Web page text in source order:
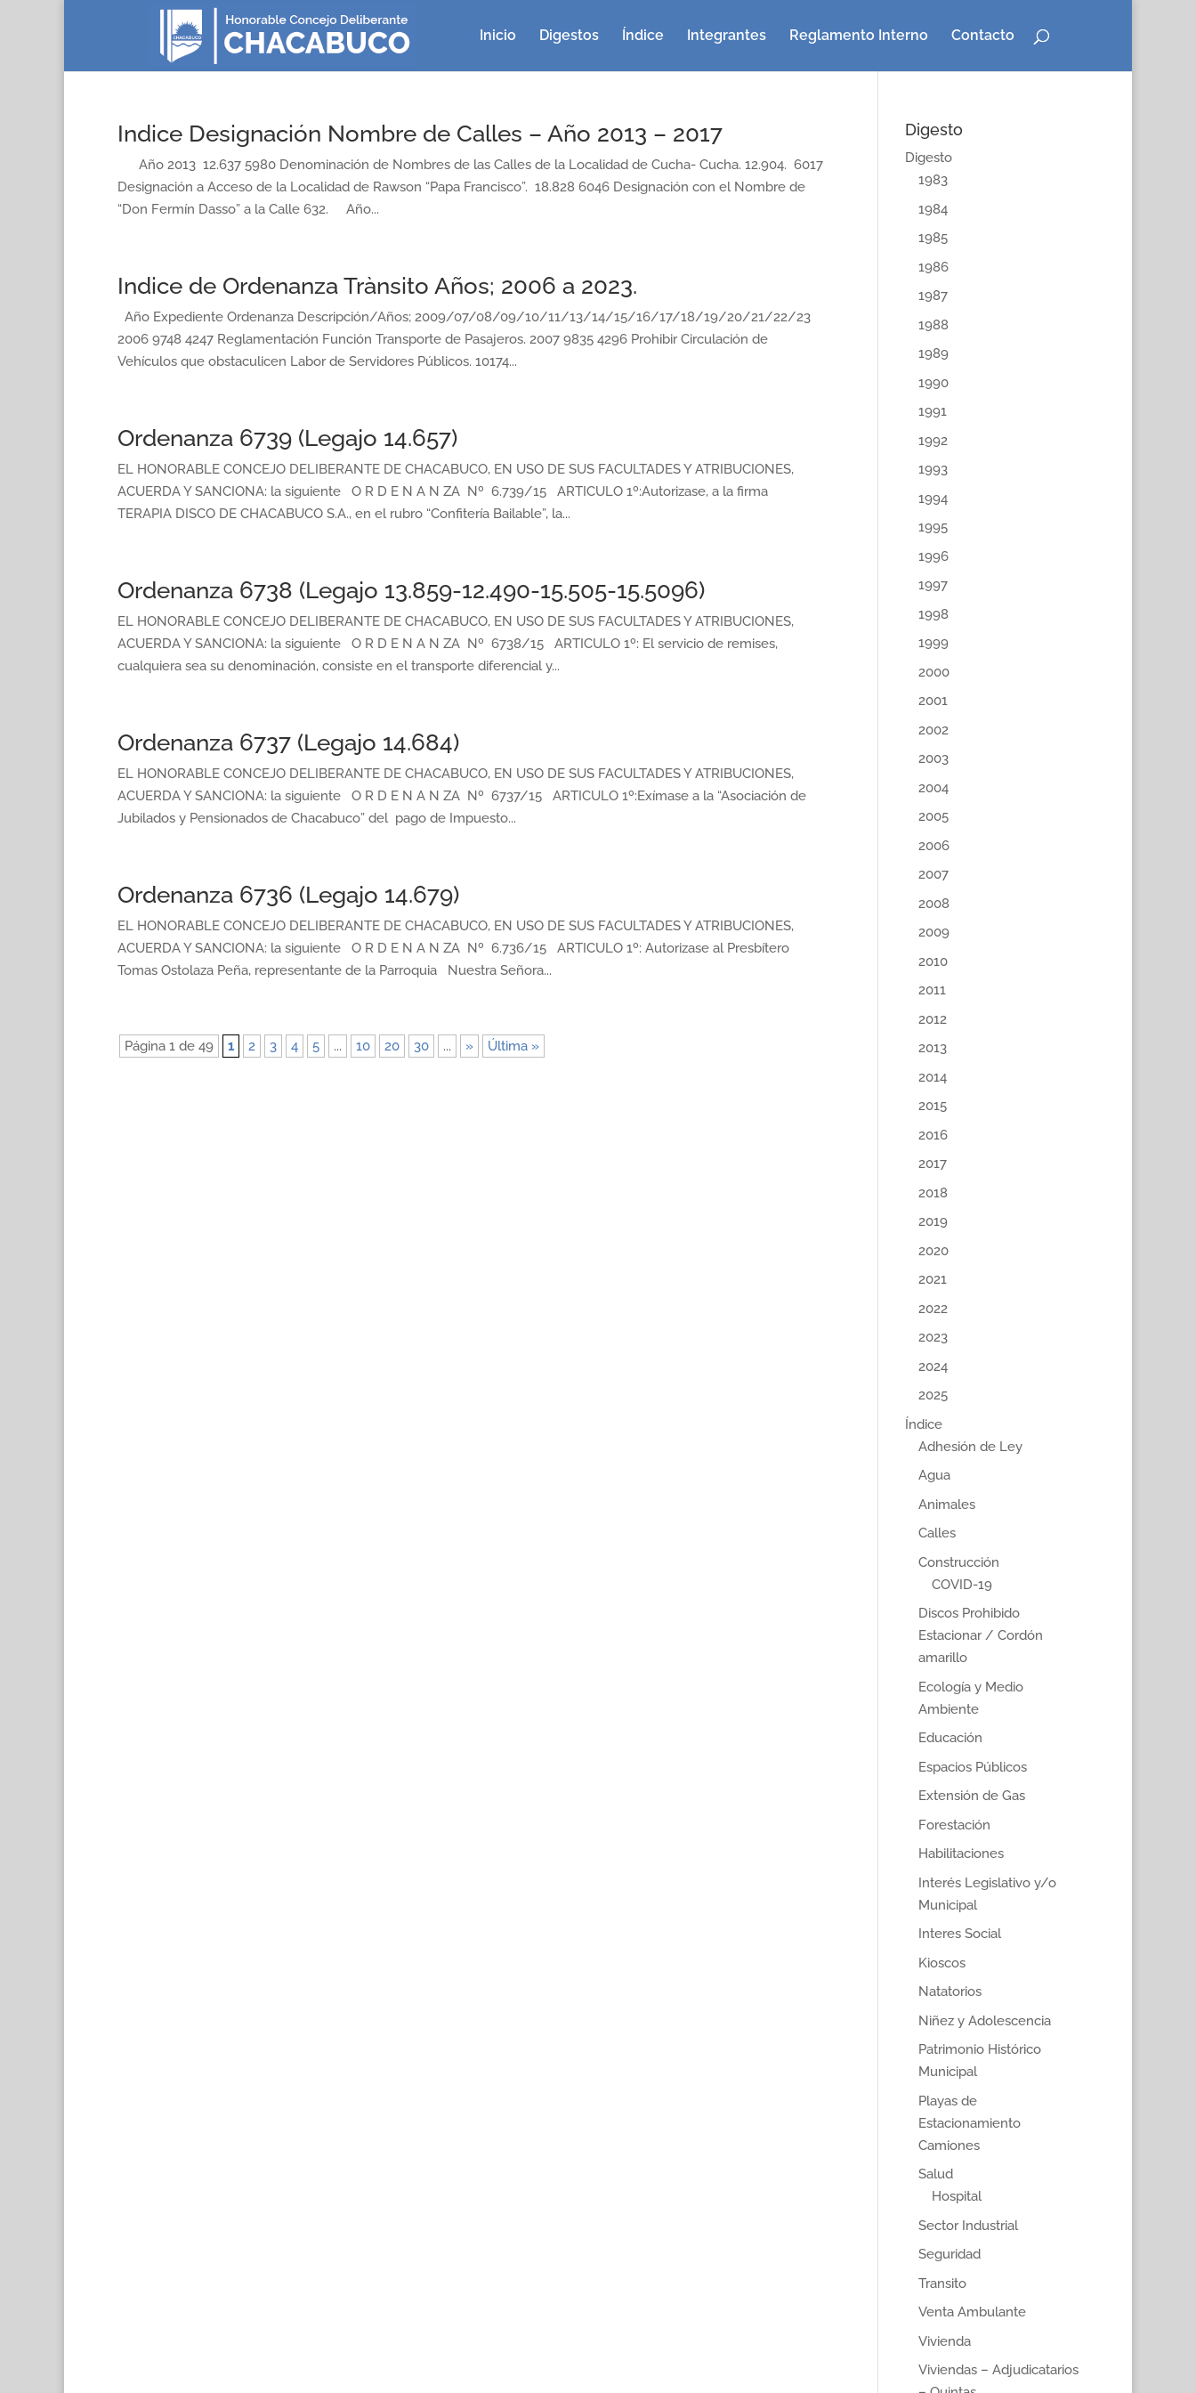
Inicio Digestos Índice Integrantes Reglamento Interno Contacto
Indice Designación Nombre de Calles – Año 2013 – 2017
Año 2013 12.637 5980 Denominación de Nombres de las Calles de la Localidad de Cucha- Cucha. 12.904. 6017
Designación a Acceso de la Localidad de Rawson “Papa Francisco”. 18.828 6046 Designación con el Nombre de
“Don Fermín Dasso” a la Calle 632. Año...
Indice de Ordenanza Trànsito Años; 2006 a 2023.
Año Expediente Ordenanza Descripción/Años; 2009/07/08/09/10/11/13/14/15/16/17/18/19/20/21/22/23
2006 9748 4247 Reglamentación Función Transporte de Pasajeros. 2007 9835 4296 Prohibir Circulación de
Vehículos que obstaculicen Labor de Servidores Públicos. 10174...
Ordenanza 6739 (Legajo 14.657)
EL HONORABLE CONCEJO DELIBERANTE DE CHACABUCO, EN USO DE SUS FACULTADES Y ATRIBUCIONES,
ACUERDA Y SANCIONA: la siguiente O R D E N A N ZA Nº 6.739/15 ARTICULO 1º:Autorizase, a la firma
TERAPIA DISCO DE CHACABUCO S.A., en el rubro “Confitería Bailable”, la...
Ordenanza 6738 (Legajo 13.859-12.490-15.505-15.5096)
EL HONORABLE CONCEJO DELIBERANTE DE CHACABUCO, EN USO DE SUS FACULTADES Y ATRIBUCIONES,
ACUERDA Y SANCIONA: la siguiente O R D E N A N ZA Nº 6738/15 ARTICULO 1º: El servicio de remises,
cualquiera sea su denominación, consiste en el transporte diferencial y...
Ordenanza 6737 (Legajo 14.684)
EL HONORABLE CONCEJO DELIBERANTE DE CHACABUCO, EN USO DE SUS FACULTADES Y ATRIBUCIONES,
ACUERDA Y SANCIONA: la siguiente O R D E N A N ZA Nº 6737/15 ARTICULO 1º:Exímase a la “Asociación de
Jubilados y Pensionados de Chacabuco” del pago de Impuesto...
Ordenanza 6736 (Legajo 14.679)
EL HONORABLE CONCEJO DELIBERANTE DE CHACABUCO, EN USO DE SUS FACULTADES Y ATRIBUCIONES,
ACUERDA Y SANCIONA: la siguiente O R D E N A N ZA Nº 6.736/15 ARTICULO 1º: Autorizase al Presbítero
Tomas Ostolaza Peña, representante de la Parroquia Nuestra Señora...
Página 1 de 49 1 2 3 4 5 ... 10 20 30 ... » Última »
Digesto
Digesto
1983
1984
1985
1986
1987
1988
1989
1990
1991
1992
1993
1994
1995
1996
1997
1998
1999
2000
2001
2002
2003
2004
2005
2006
2007
2008
2009
2010
2011
2012
2013
2014
2015
2016
2017
2018
2019
2020
2021
2022
2023
2024
2025
Índice
Adhesión de Ley
Agua
Animales
Calles
Construcción
COVID-19
Discos Prohibido
Estacionar / Cordón
amarillo
Ecología y Medio
Ambiente
Educación
Espacios Públicos
Extensión de Gas
Forestación
Habilitaciones
Interés Legislativo y/o
Municipal
Interes Social
Kioscos
Natatorios
Niñez y Adolescencia
Patrimonio Histórico
Municipal
Playas de
Estacionamiento
Camiones
Salud
Hospital
Sector Industrial
Seguridad
Transito
Venta Ambulante
Vivienda
Viviendas – Adjudicatarios